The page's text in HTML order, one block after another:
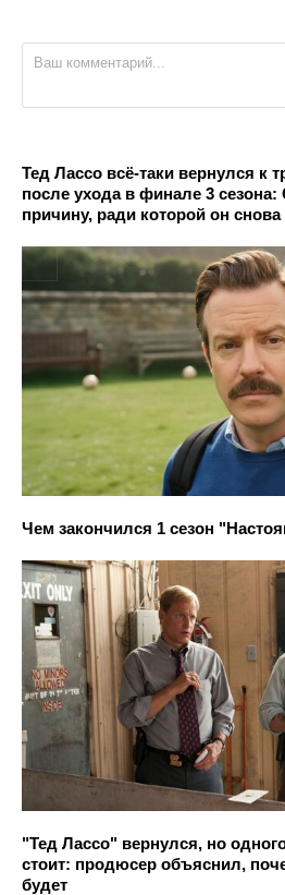
Тед Лассо всё-таки вернулся к
после ухода в финале 3 сезона:
причину, ради которой он
Чем закончился 1 сезон
"Тед Лассо" вернулся, но
стоит: продюсер объяснил,
будет